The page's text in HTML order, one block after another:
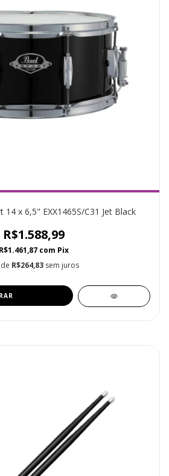
14 x 6,5" EXX1465S/C31 Jet Black
R$1.588,99
R$1.461,87 com Pix
R$264,83 sem juros